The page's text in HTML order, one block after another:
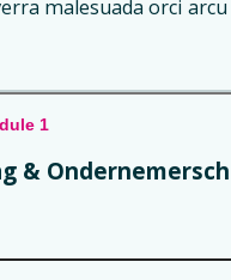
malesuada orci
1
&